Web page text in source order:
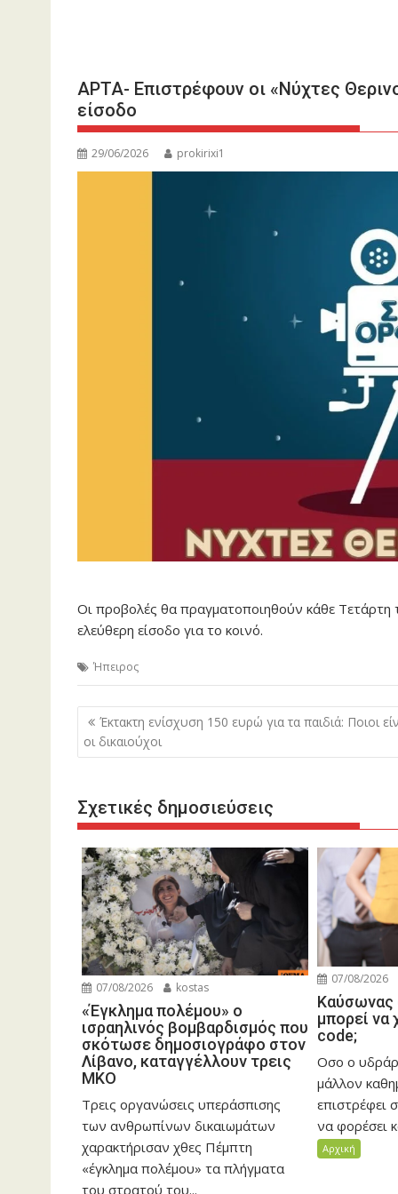
ΑΡΤΑ- Επιστρέφουν οι «Νύχτες
είσοδο
29/06/2026 prokirixi1
Οι προβολές θα πραγματοποιηθούν κάθε
ελεύθερη είσοδο για το κοινό.
Ήπειρος
Πλοήγηση
άρθρων
Έκτακτη ενίσχυση 150 ευρώ για τα παιδιά: Ποιοι
οι δικαιούχοι
Σχετικές δημοσιεύσεις
07/08/2026 kostas
«Έγκλημα πολέμου» ο
ισραηλινός βομβαρδισμός που
σκότωσε δημοσιογράφο στον
Λίβανο, καταγγέλλουν τρεις
ΜΚΟ
Τρεις οργανώσεις υπεράσπισης
των ανθρωπίνων δικαιωμάτων
χαρακτήρισαν χθες Πέμπτη
«έγκλημα πολέμου» τα πλήγματα
του στρατού του...
07/08/2026
Καύσωνας
μπορεί να
code;
Οσο ο
μάλλον
επιστρέφει
να φορέσει
Αρχική